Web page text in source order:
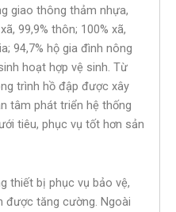
giao thông thảm nhựa,
99,9% thôn; 100% xã,
94,7% hộ gia đình nông
hoạt hợp vệ sinh. Từ
trình hồ đập được xây
tâm phát triển hệ thống
tiêu, phục vụ tốt hơn sản
thiết bị phục vụ bảo vệ,
được tăng cường. Ngoài